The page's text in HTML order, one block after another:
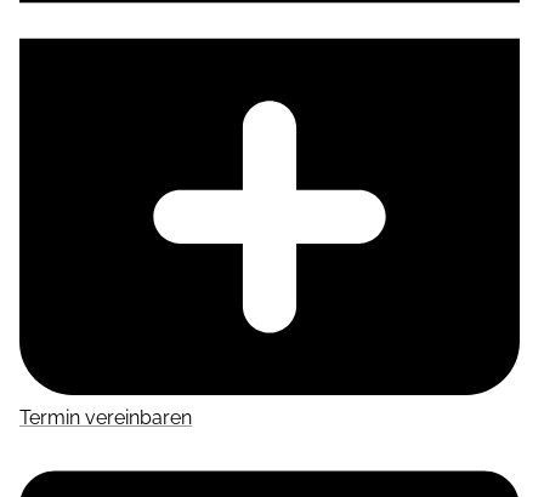
Termin vereinbaren